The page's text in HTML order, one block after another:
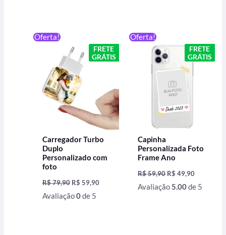
Oferta!
FRETE
GRÁTIS
Carregador Turbo
Duplo
Personalizado com
foto
R$79,90
original
era:
R$ 79,90.
R$ 59,90
preço
atual
é:
Avaliação0de 5
Oferta!
FRETE
GRÁTIS
Capinha
Personalizada Foto
Frame Ano
R$59,90
original
era:
R$ 59,90.
R$ 49,90
preço
atual
é:
Avaliação5.00de 5